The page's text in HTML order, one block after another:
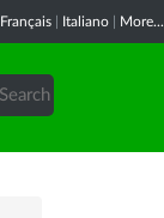
Français Italiano More...